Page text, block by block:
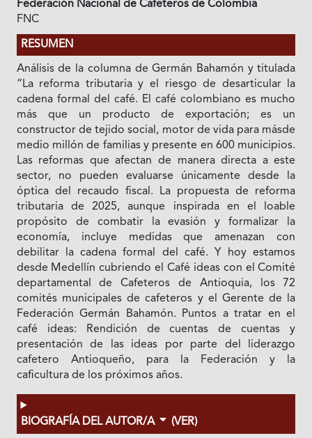
Federación Nacional de Cafeteros de Colombia
FNC
RESUMEN
Análisis de la columna de Germán Bahamón y titulada
“La reforma tributaria y el riesgo de desarticular la
cadena formal del café. El café colombiano es mucho
más que un producto de exportación; es un
constructor de tejido social, motor de vida para másde
medio millón de familias y presente en 600 municipios.
Las reformas que afectan de manera directa a este
sector, no pueden evaluarse únicamente desde la
óptica del recaudo fiscal. La propuesta de reforma
tributaria de 2025, aunque inspirada en el loable
propósito de combatir la evasión y formalizar la
economía, incluye medidas que amenazan con
debilitar la cadena formal del café. Y hoy estamos
desde Medellín cubriendo el Café ideas con el Comité
departamental de Cafeteros de Antioquia, los 72
comités municipales de cafeteros y el Gerente de la
Federación Germán Bahamón. Puntos a tratar en el
café ideas: Rendición de cuentas de cuentas y
presentación de las ideas por parte del liderazgo
cafetero Antioqueño, para la Federación y la
caficultura de los próximos años.
BIOGRAFÍA DEL AUTOR/A (VER)